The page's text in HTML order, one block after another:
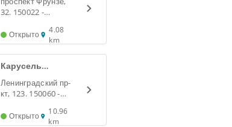
просп. Фрунзе
32. 150022 -
Открыто
4.08
km
Карусель
Альтаир
Ленинградский пр-
кт, 123. 150060 -
Открыто
10.96
km